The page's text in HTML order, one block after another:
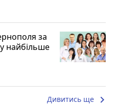
за
найбільше
Дивитись ще keyboard_arrow_right